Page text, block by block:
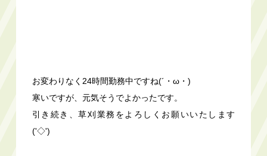
お変わりなく24時間勤務中ですね(´・ω・)
寒いですが、元気そうでよかったです。
引き続き、草刈業務をよろしくお願いいたします
('◇')ゞ